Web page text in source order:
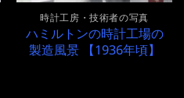
時計工房・技術者の写真
ハミルトンの時計工場の
製造風景 【1936年頃】